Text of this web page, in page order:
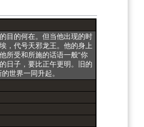
目的何在。但当他出现的时
，代号天邪龙王。他的身上
所受和所施的话语一般“你
日子，要比正午更明。旧的
世界一同升起。